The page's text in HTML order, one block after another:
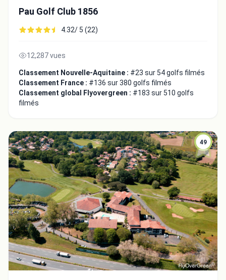
Pau Golf Club 1856
4.32/ 5 (22)
12,287 vues
Classement Nouvelle-Aquitaine : #23 sur 54 golfs filmés
Classement France : #136 sur 380 golfs filmés
Classement global Flyovergreen : #183 sur 510 golfs
filmés
49